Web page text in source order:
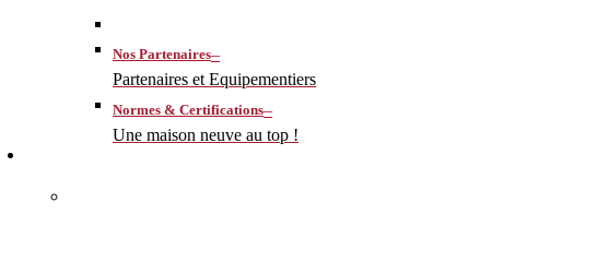
Nos Partenaires–
Partenaires et Equipementiers
Normes & Certifications–
Une maison neuve au top !